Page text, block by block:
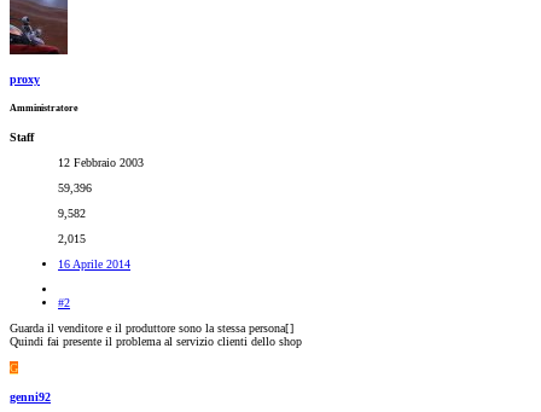
proxy
Amministratore
Staff
12 Febbraio 2003
59,396
9,582
2,015
16 Aprile 2014
#2
Guarda il venditore e il produttore sono la stessa persona[]
Quindi fai presente il problema al servizio clienti dello shop
G
genni92